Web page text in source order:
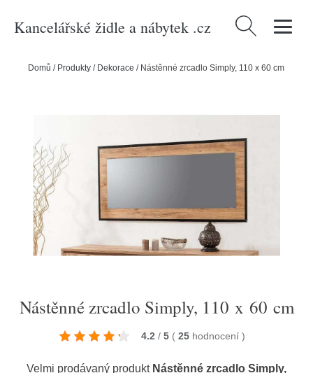
Kancelářské židle a nábytek .cz Vyhledávání
Domů / Produkty / Dekorace / Nástěnné zrcadlo Simply, 110 x 60 cm
Nástěnné zrcadlo Simply, 110 x 60 cm
4.2 / 5 ( 25 hodnocení )
Velmi prodávaný produkt Nástěnné zrcadlo Simply,